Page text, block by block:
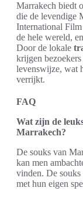
Marrakech biedt
die de levendige
International
de hele wereld,
Door de lokale
krijgen
levenswijze, wat
verrijkt.
FAQ
Wat zijn de
Marrakech?
De souks van
kan men
vinden. De
met hun eigen